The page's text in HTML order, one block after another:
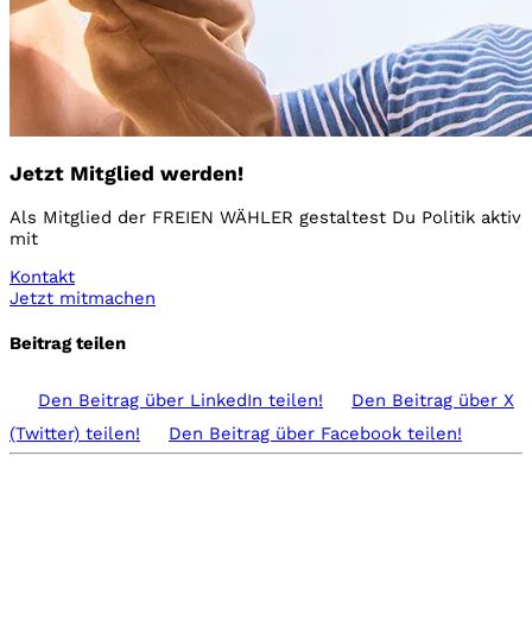
Jetzt Mitglied werden!
Als Mitglied der FREIEN WÄHLER gestaltest Du Politik aktiv
mit
Kontakt
Jetzt mitmachen
Beitrag teilen
Den Beitrag über LinkedIn teilen! Den Beitrag über X
(Twitter) teilen! Den Beitrag über Facebook teilen!